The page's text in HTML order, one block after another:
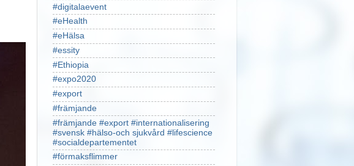
#digitalaevent
#eHealth
#eHälsa
#essity
#Ethiopia
#expo2020
#export
#främjande
#främjande #export #internationalisering
#svensk #hälso-och sjukvård #lifescience
#socialdepartementet
#förmaksflimmer